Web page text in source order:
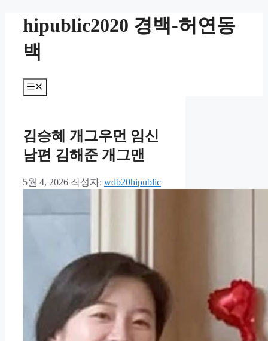
hipublic2020 경백-허연동
백
메
뉴
김승혜 개그우먼 임신
남편 김해준 개그맨
5월 4, 2026 작성자: wdb20hipublic